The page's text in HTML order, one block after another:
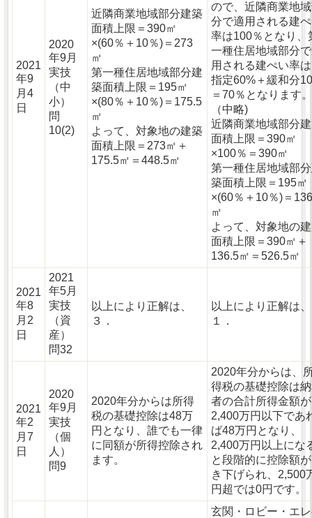
2021
年9
月4
日
2020
年9月
実技
（中
小）
問
10(2)
近隣商業地域部分建築
面積上限＝390㎡
×(60％＋10％)＝273
㎡
第一種住居地域部分建
築面積上限＝195㎡
×(80％＋10％)＝175.5
㎡
よって、対象地の建築
面積上限＝273㎡＋
175.5㎡＝448.5㎡
ので、近隣商業地
分で適用される建
率は100％となり、
一種住居地域部分
用される建ぺい率
指定60%＋緩和分
＝70％となります。
（中略)
近隣商業地域部分
面積上限＝390㎡
×100％＝390㎡
第一種住居地域部
築面積上限＝195㎡
×(60％＋10％)＝
㎡
よって、対象地の
面積上限＝390㎡＋
136.5㎡＝526.5㎡
2021
年8
月2
日
2021
年5月
実技
（資
産）
問32
以上により正解は、
３．
以上により正解は、
１．
2021
年2
月7
日
2020
年9月
実技
（個
人）
問9
2020年分からは所得
税の基礎控除は48万
円となり、誰でも一律
に同額が所得控除され
ます。
2020年分からは、
得税の基礎控除は
者の合計所得金額が
2,400万円以下であ
ば48万円となり、
2,400万円以上にな
と段階的に控除額
き下げられ、2,500
円超では0円です。
玄関・ロビー・エ